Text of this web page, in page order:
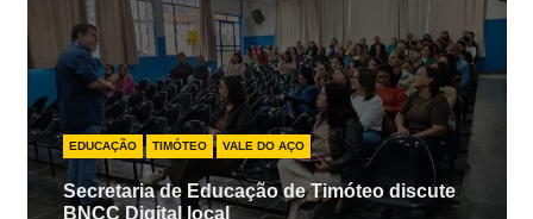
EDUCAÇÃO TIMÓTEO VALE DO AÇO
Secretaria de Educação de Timóteo discute
BNCC Digital local